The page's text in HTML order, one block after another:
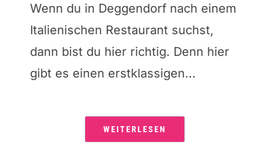
Wenn du in Deggendorf nach einem
Italienischen Restaurant suchst,
dann bist du hier richtig. Denn hier
gibt es einen erstklassigen...
WEITERLESEN